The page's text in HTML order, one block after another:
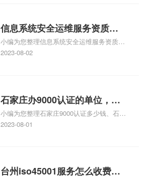
信息系统安全运维服务资质二
级费用，信息系统安全运维服
务资质二级
小编为您整理信息系统安全运维服务资质认
证证书机构有哪些、安全运维服务资质的费
体系认证知识，详情可查看下方正文！
2023-08-02
石家庄办9000认证的单位，石
家庄9000认证的公司
小编为您整理石家庄9000认证多少钱、石家
庄9000认证价格多少钱、石家庄9000认证
2023-08-01
台州iso45001服务怎么收费，